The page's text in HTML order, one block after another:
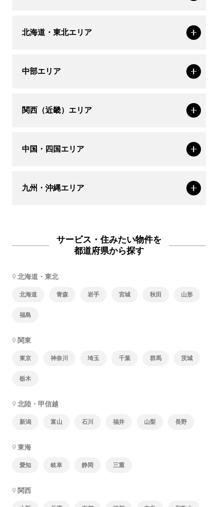
北海道・東北エリア
中部エリア
関西（近畿）エリア
中国・四国エリア
九州・沖縄エリア
サービス・住みたい物件を
都道府県から探す
北海道・東北
北海道 青森 岩手 宮城 秋田 山形
福島
関東
東京 神奈川 埼玉 千葉 群馬 茨城
栃木
北陸・甲信越
新潟 富山 石川 福井 山梨 長野
東海
愛知 岐阜 静岡 三重
関西